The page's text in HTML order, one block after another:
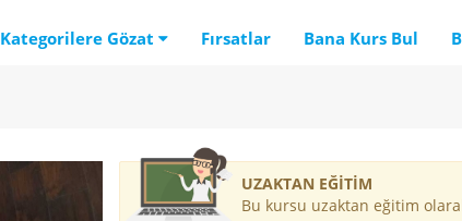
Kategorilere Gözat Fırsatlar Bana Kurs Bul
UZAKTAN EĞİTİM
Bu kursu uzaktan eğitim